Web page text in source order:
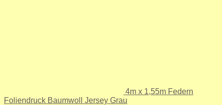
4m x 1,55m Federn
Foliendruck Baumwoll Jersey Grau